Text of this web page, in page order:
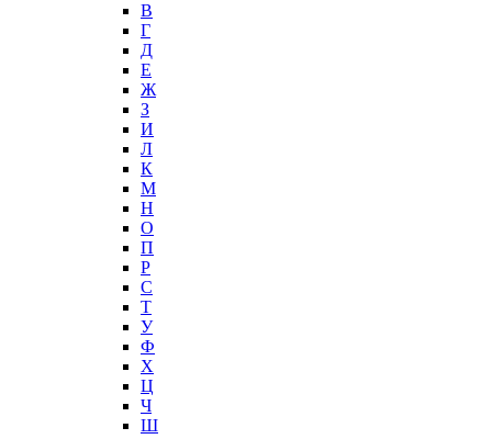
В
Г
Д
Е
Ж
З
И
Л
К
М
Н
О
П
Р
С
Т
У
Ф
Х
Ц
Ч
Ш